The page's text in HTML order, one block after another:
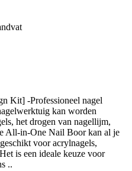
Kit] -Professioneel nagel
kan worden
het drogen van nagellijm,
All-in-One Nail Boor kan al je
voor acrylnagels,
is een ideale keuze voor
..